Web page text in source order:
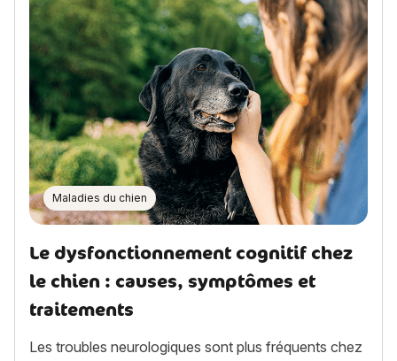
Maladies du chien
Le dysfonctionnement cognitif chez
le chien : causes, symptômes et
traitements
Les troubles neurologiques sont plus fréquents chez